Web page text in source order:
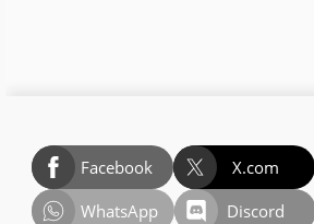
Facebook X.com
WhatsApp
Discord